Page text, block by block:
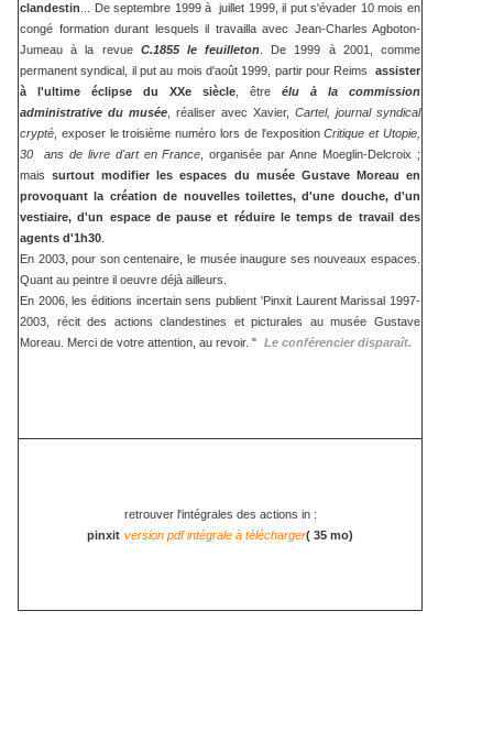
clandestin ... De septembre 1999 à juillet 1999, il put s'évader 10 mois en
congé formation durant lesquels il travailla avec Jean-Charles Agboton-
Jumeau à la revue C.1855 le feuilleton . De 1999 à 2001, comme
permanent syndical, il put au mois d'août 1999, partir pour Reims assister
à l'ultime éclipse du XXe siècle , être élu à la commission
administrative du musée , réaliser avec Xavier, Cartel, journal syndical
crypté , exposer le troisième numéro lors de l'expositionCritique et Utopie,
30 ans de livre d'art en France , organisée par Anne Moeglin-Delcroix ;
maissurtout modifier les espaces du musée Gustave Moreau en
provoquant la création de nouvelles toilettes, d'une douche, d'un
vestiaire, d'un espace de pause et réduire le temps de travail des
agents d'1h30
En 2003, pour son centenaire, le musée inaugure ses nouveaux espaces.
Quant au peintre il oeuvre déjà ailleurs.
En 2006, les éditions incertain sens publient 'Pinxit Laurent Marissal 1997-
2003, récit des actions clandestines et picturales au musée Gustave
Moreau. Merci de votre attention, au revoir. " Le conférencier disparaît.
retrouver l'intégrales des actions in :
pinxit version pdf intégrale à télécharger( 35 mo)